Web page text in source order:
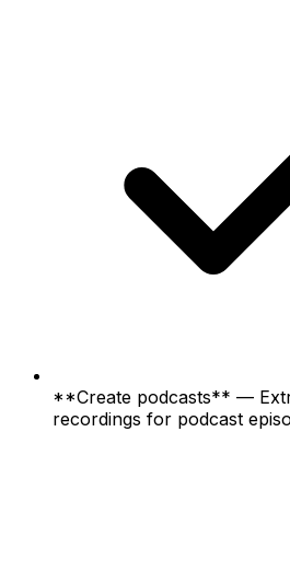
**Create podcasts** —
recordings for podcast